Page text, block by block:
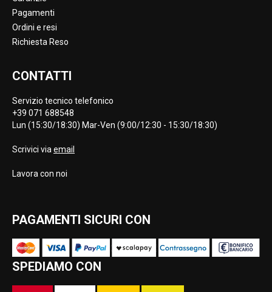
Pagamenti
Ordini e resi
Richiesta Reso
CONTATTI
Servizio tecnico telefonico
+39 071 688548
Lun (15:30/18:30) Mar-Ven (9:00/12:30 - 15:30/18:30)
Scrivici via email
Lavora con noi
PAGAMENTI SICURI CON
SPEDIAMO CON